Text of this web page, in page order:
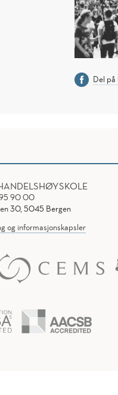
Del på
90 00
30, 5045 Bergen
og informasjonskapsler